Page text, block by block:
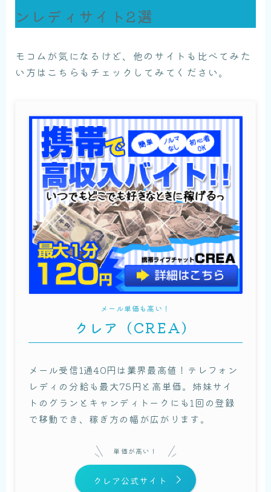
ンレディサイト2選
モコムが気になるけど、他のサイトも比べてみた
い方はこちらもチェックしてみてください。
メール単価も高い！
クレア（CREA）
メール受信1通40円は業界最高値！テレフォン
レディの分給も最大75円と高単価。姉妹サイ
トのグランとキャンディトークにも1回の登録
で移動でき、稼ぎ方の幅が広がります。
単価が高い！
クレア公式サイト